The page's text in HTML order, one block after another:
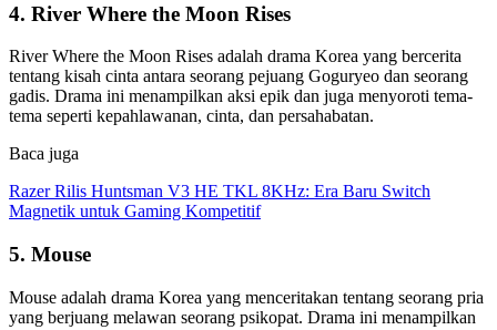
4. River Where the Moon Rises
River Where the Moon Rises adalah drama Korea yang bercerita
tentang kisah cinta antara seorang pejuang Goguryeo dan seorang
gadis. Drama ini menampilkan aksi epik dan juga menyoroti tema-
tema seperti kepahlawanan, cinta, dan persahabatan.
Baca juga
Razer Rilis Huntsman V3 HE TKL 8KHz: Era Baru Switch
Magnetik untuk Gaming Kompetitif
5. Mouse
Mouse adalah drama Korea yang menceritakan tentang seorang pria
yang berjuang melawan seorang psikopat. Drama ini menampilkan